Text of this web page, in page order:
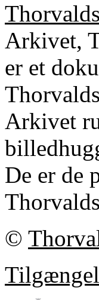
Arkivet,
er et
Arkivet
De er de
©